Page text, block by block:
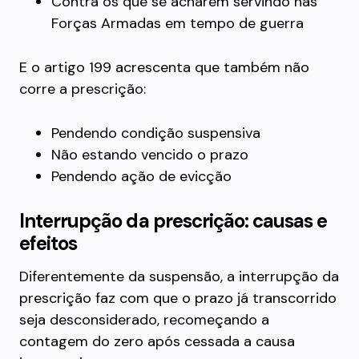
Forças Armadas em tempo de guerra
E o artigo 199 acrescenta que também não
corre a prescrição:
Pendendo condição suspensiva
Não estando vencido o prazo
Pendendo ação de evicção
Interrupção da prescrição: causas e
efeitos
Diferentemente da suspensão, a interrupção da
prescrição faz com que o prazo já transcorrido
seja desconsiderado, recomeçando a
contagem do zero após cessada a causa